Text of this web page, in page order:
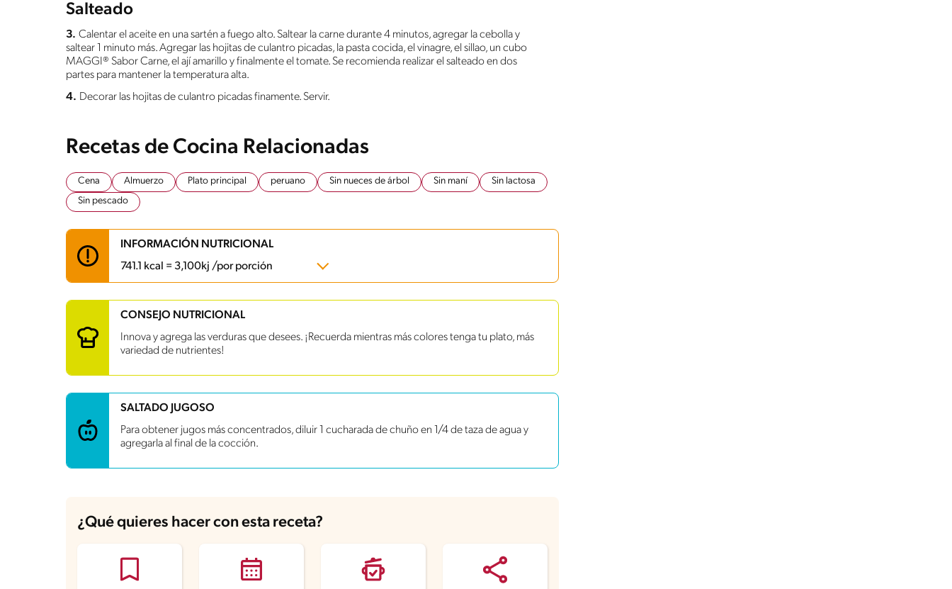
Salteado
3. Calentar el aceite en una sartén a fuego alto. Saltear la carne durante 4 minutos, agregar la cebolla y
saltear 1 minuto más. Agregar las hojitas de culantro picadas, la pasta cocida, el vinagre, el sillao, un cubo
MAGGI® Sabor Carne, el ají amarillo y finalmente el tomate. Se recomienda realizar el salteado en dos
partes para mantener la temperatura alta.
4. Decorar las hojitas de culantro picadas finamente. Servir.
Recetas de Cocina Relacionadas
Cena Almuerzo Plato principal peruano Sin nueces de árbol Sin maní
Sin lactosa
Sin pescado
INFORMACIÓN NUTRICIONAL
741.1 kcal = 3,100kj /por porción
Carbohidratos 99.8 g
Grasas 21.3 g
Fibra 5 g
Sodio 700.9 mg
Azúcares
5.5 g
CONSEJO NUTRICIONAL
Innova y agrega las verduras que desees. ¡Recuerda mientras más colores tenga tu plato, más
variedad de nutrientes!
SALTADO JUGOSO
Para obtener jugos más concentrados, diluir 1 cucharada de chuño en 1/4 de taza de agua y
agregarla al final de la cocción.
¿Qué quieres hacer con esta receta?